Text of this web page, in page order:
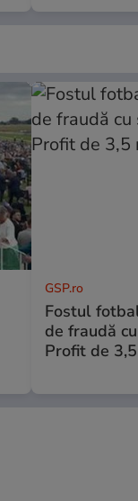
GSP.ro
Fostul
de fraudă
Profit de